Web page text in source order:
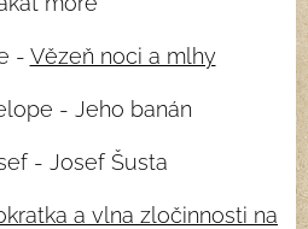
- Vězeň noci a mlhy
- Jeho banán
- Josef Šusta
a vlna zločinnosti na